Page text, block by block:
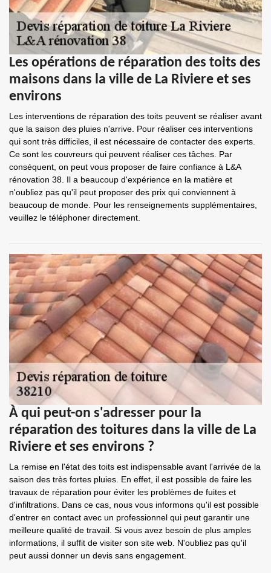
Les opérations de réparation des toits des
maisons dans la ville de La Riviere et ses
environs
Les interventions de réparation des toits peuvent se réaliser avant
que la saison des pluies n'arrive. Pour réaliser ces interventions
qui sont très difficiles, il est nécessaire de contacter des experts.
Ce sont les couvreurs qui peuvent réaliser ces tâches. Par
conséquent, on peut vous proposer de faire confiance à L&A
rénovation 38. Il a beaucoup d'expérience en la matière et
n'oubliez pas qu'il peut proposer des prix qui conviennent à
beaucoup de monde. Pour les renseignements supplémentaires,
veuillez le téléphoner directement.
À qui peut-on s'adresser pour la
réparation des toitures dans la ville de La
Riviere et ses environs ?
La remise en l'état des toits est indispensable avant l'arrivée de la
saison des très fortes pluies. En effet, il est possible de faire les
travaux de réparation pour éviter les problèmes de fuites et
d'infiltrations. Dans ce cas, nous vous informons qu'il est possible
d'entrer en contact avec un professionnel qui peut garantir une
meilleure qualité de travail. Si vous avez besoin de plus amples
informations, il suffit de visiter son site web. N'oubliez pas qu'il
peut aussi donner un devis sans engagement.